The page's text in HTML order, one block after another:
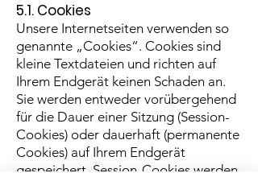
5.1. Cookies
Unsere Internetseiten verwenden so
genannte „Cookies“. Cookies sind
kleine Textdateien und richten auf
Ihrem Endgerät keinen Schaden an.
Sie werden entweder vorübergehend
für die Dauer einer Sitzung (Session-
Cookies) oder dauerhaft (permanente
Cookies) auf Ihrem Endgerät
gespeichert. Session-Cookies werden